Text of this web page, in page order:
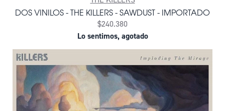
DOS VINILOS - THE KILLERS - SAWDUST - IMPORTADO
$240.380
Lo sentimos, agotado